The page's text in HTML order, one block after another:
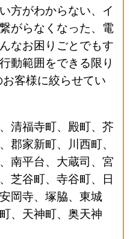
方がわからない、イ
がらなくなった、電
なお困りごとでもす
動範囲をできる限り
客様に絞らせてい
清福寺町、殿町、芥
郡家新町、川西町、
南平台、大蔵司、宮
芝谷町、寺谷町、日
岡寺、塚脇、東城
、天神町、奥天神